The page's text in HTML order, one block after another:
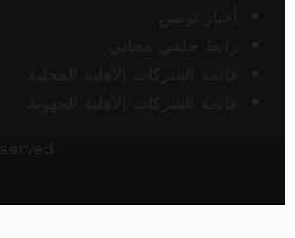
أخبار تونس
رابط خلفي مجاني
قائمة الشركات الأهلية المحلية
قائمة الشركات الأهلية الجهوية